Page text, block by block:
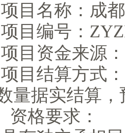
目名称： 成
目编号 ：
目资金来源
目结算方式
量据实结算
资格要求：